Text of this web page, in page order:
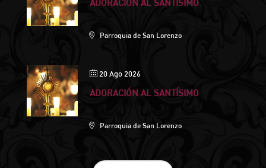
ADORACIÓN AL SANTÍSIMO
Parroquia de San Lorenzo
20 Ago 2026
ADORACIÓN AL SANTÍSIMO
Parroquia de San Lorenzo